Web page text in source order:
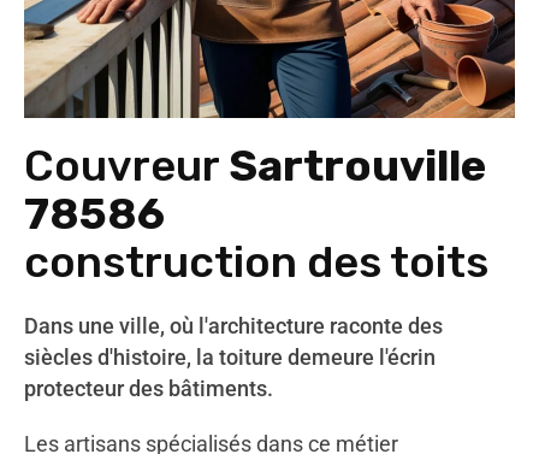
Couvreur Sartrouville
78586
construction des toits
Dans une ville, où l'architecture raconte des
siècles d'histoire, la toiture demeure l'écrin
protecteur des bâtiments.
Les artisans spécialisés dans ce métier